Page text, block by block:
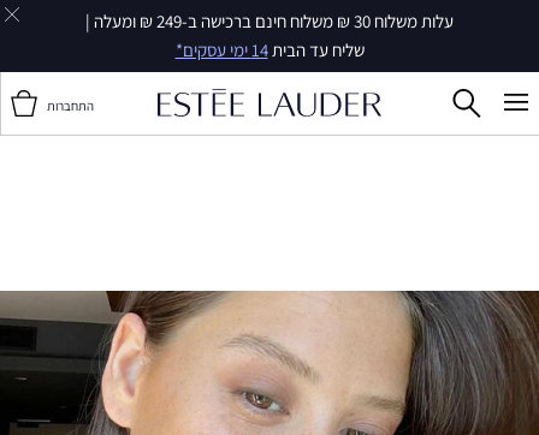
עלות משלוח 30 ₪ משלוח חינם ברכישה ב-249 ₪ ומעלה |
שליח עד הבית14 ימי עסקים*
התחברות